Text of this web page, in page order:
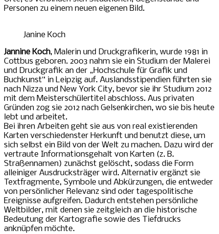
Personen zu einem neuen eigenen Bild.
Janine Koch
Jannine Koch, Malerin und Druckgrafikerin, wurde 1981 in
Cottbus geboren. 2003 nahm sie ein Studium der Malerei
und Druckgrafik an der „Hochschule für Grafik und
Buchkunst“ in Leipzig auf. Auslandsstipendien führten sie
nach Nizza und New York City, bevor sie ihr Studium 2012
mit dem Meisterschülertitel abschloss. Aus privaten
Gründen zog sie 2012 nach Gelsenkirchen, wo sie bis heute
lebt und arbeitet.
Bei ihren Arbeiten geht sie aus von real existierenden
Karten verschiedenster Herkunft und benutzt diese, um
sich selbst ein Bild von der Welt zu machen. Dazu wird der
vertraute Informationsgehalt von Karten (z. B.
Straßennamen) zunächst gelöscht, sodass die Form
alleiniger Ausdrucksträger wird. Alternativ ergänzt sie
Textfragmente, Symbole und Abkürzungen, die entweder
von persönlicher Relevanz sind oder tagespolitische
Ereignisse aufgreifen. Dadurch entstehen persönliche
Weltbilder, mit denen sie zeitgleich an die historische
Bedeutung der Kartografie sowie des Tiefdrucks
anknüpfen möchte.